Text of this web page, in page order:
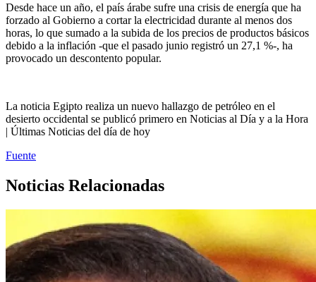
Desde hace un año, el país árabe sufre una crisis de energía que ha
forzado al Gobierno a cortar la electricidad durante al menos dos
horas, lo que sumado a la subida de los precios de productos básicos
debido a la inflación -que el pasado junio registró un 27,1 %-, ha
provocado un descontento popular.
La noticia Egipto realiza un nuevo hallazgo de petróleo en el
desierto occidental se publicó primero en Noticias al Día y a la Hora
| Últimas Noticias del día de hoy
Fuente
Noticias Relacionadas